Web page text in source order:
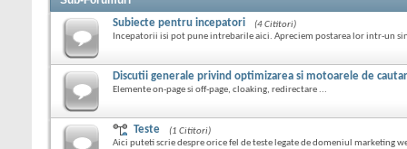
Subiecte pentru incepatori
(4 Cititori)
Incepatorii isi pot pune intrebarile aici. Apreciem postarea lor intr-un
Discutii generale privind optimizarea si motoarele de
Elemente on-page si off-page, cloaking, redirectare ...
Teste
(1 Cititori)
Aici puteti scrie despre orice fel de teste legate de domeniul marketing